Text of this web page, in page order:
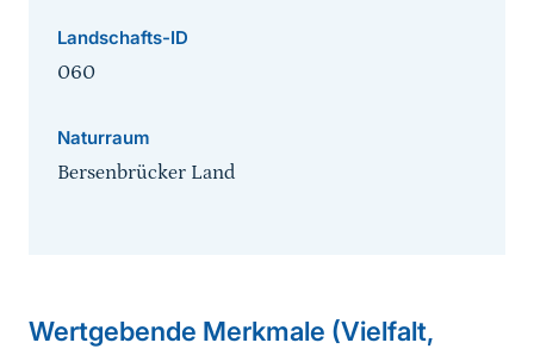
Landschafts-ID
060
Naturraum
Bersenbrücker Land
Wertgebende Merkmale (Vielfalt,